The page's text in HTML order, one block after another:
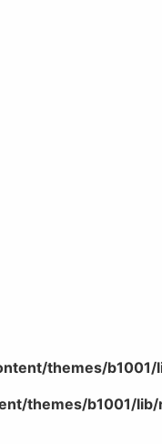
themes/
themes/b1001/